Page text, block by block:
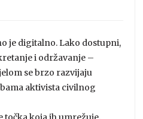
je digitalno. Lako dostupni,
i održavanje –
se brzo razvijaju
aktivista civilnog